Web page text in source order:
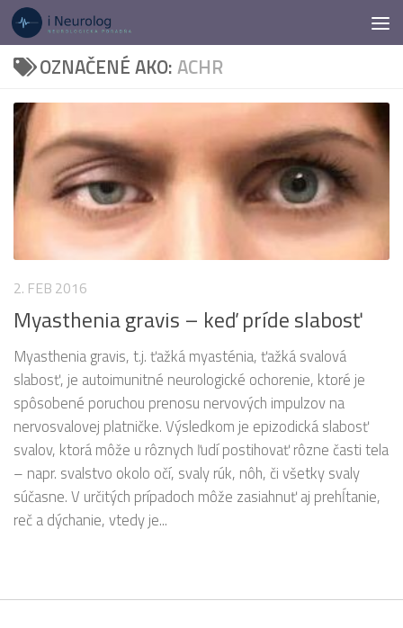
Preskočiť na obsah
OZNAČENÉ AKO:ACHR
2. FEB 2016
Myasthenia gravis – keď príde slabosť
Myasthenia gravis, t.j. ťažká myasténia, ťažká svalová
slabosť, je autoimunitné neurologické ochorenie, ktoré je
spôsobené poruchou prenosu nervových impulzov na
nervosvalovej platničke. Výsledkom je epizodická slabosť
svalov, ktorá môže u rôznych ľudí postihovať rôzne časti tela
– napr. svalstvo okolo očí, svaly rúk, nôh, či všetky svaly
súčasne. V určitých prípadoch môže zasiahnuť aj prehĺtanie,
reč a dýchanie, vtedy je...